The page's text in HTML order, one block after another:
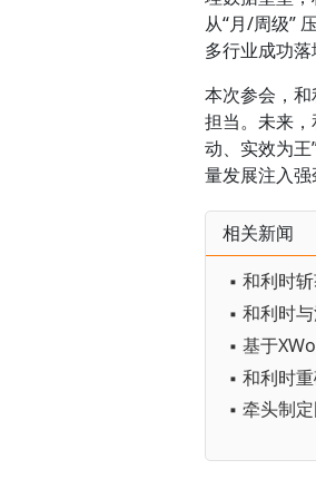
从“月/周级”
多行业成功落
本次参会，
担当。未来
动、实效为
量发展注入强
相关新闻